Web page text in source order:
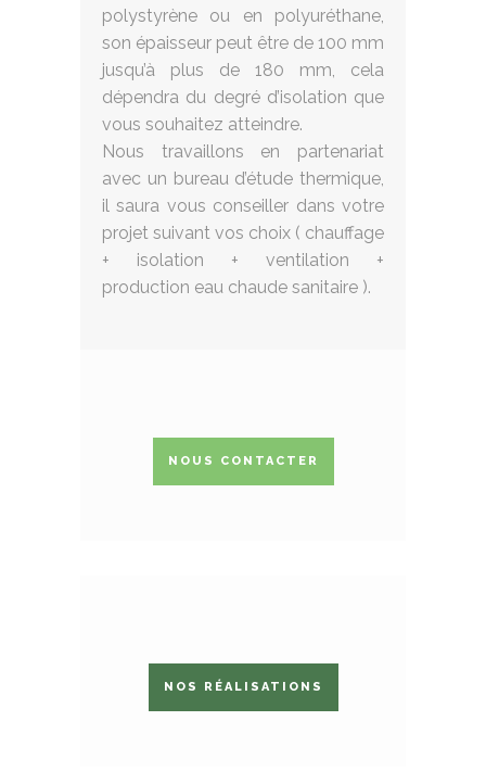
polystyrène ou en polyuréthane,
son épaisseur peut être de 100 mm
jusqu’à plus de 180 mm, cela
dépendra du degré d’isolation que
vous souhaitez atteindre.
Nous travaillons en partenariat
avec un bureau d’étude thermique,
il saura vous conseiller dans votre
projet suivant vos choix ( chauffage
+ isolation + ventilation +
production eau chaude sanitaire ).
NOUS CONTACTER
NOS RÉALISATIONS